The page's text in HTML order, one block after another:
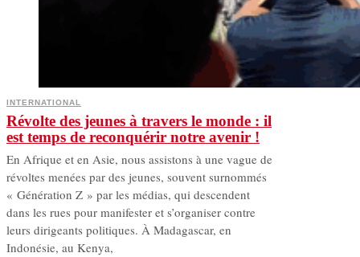
INTERNATIONAL
Révolte des jeunes à travers le monde : il
est temps de reconquérir notre avenir !
En Afrique et en Asie, nous assistons à une vague de
révoltes menées par des jeunes, souvent surnommés
« Génération Z » par les médias, qui descendent
dans les rues pour manifester et s’organiser contre
leurs dirigeants politiques. À Madagascar, en
Indonésie, au Kenya,